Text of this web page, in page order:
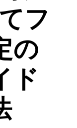
フ
の
ド